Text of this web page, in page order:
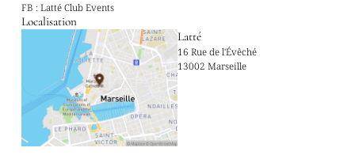
FB : Latté Club Events
Localisation
Latté
16 Rue de l'Évêché
13002 Marseille